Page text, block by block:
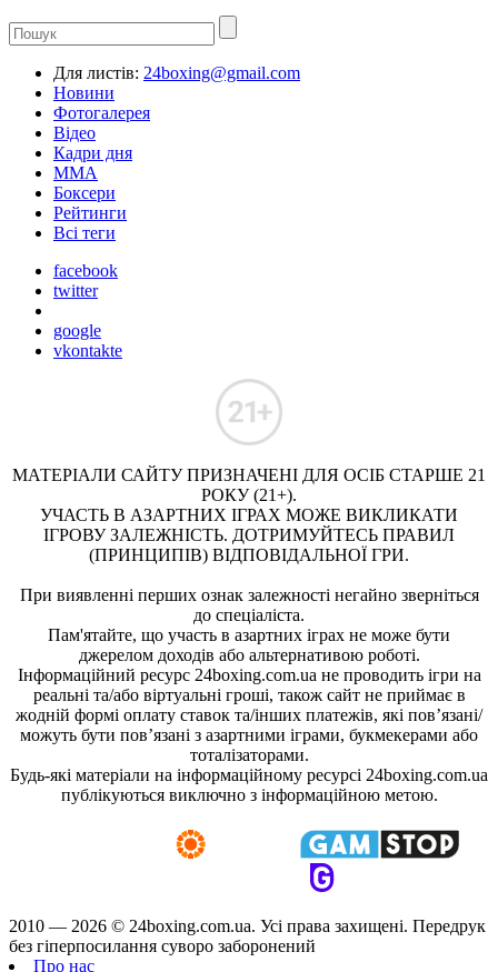
Для листів: 24boxing@gmail.com
Новини
Фотогалерея
Відео
Кадри дня
ММА
Боксери
Рейтинги
Всі теги
facebook
twitter
google
vkontakte
МАТЕРІАЛИ САЙТУ ПРИЗНАЧЕНІ ДЛЯ ОСІБ СТАРШЕ 21
РОКУ (21+).
УЧАСТЬ В АЗАРТНИХ ІГРАХ МОЖЕ ВИКЛИКАТИ
ІГРОВУ ЗАЛЕЖНІСТЬ. ДОТРИМУЙТЕСЬ ПРАВИЛ
(ПРИНЦИПІВ) ВІДПОВІДАЛЬНОЇ ГРИ.
При виявленні перших ознак залежності негайно зверніться
до спеціаліста.
Пам'ятайте, що участь в азартних іграх не може бути
джерелом доходів або альтернативою роботі.
Інформаційний ресурс 24boxing.com.ua не проводить ігри на
реальні та/або віртуальні гроші, також сайт не приймає в
жодній формі оплату ставок та/інших платежів, які пов’язані/
можуть бути пов’язані з азартними іграми, букмекерами або
тоталізаторами.
Будь-які матеріали на інформаційному ресурсі 24boxing.com.ua
публікуються виключно з інформаційною метою.
2010 — 2026 © 24boxing.com.ua. Усi права захищенi. Передрук
без гіперпосилання суворо заборонений
Про нас